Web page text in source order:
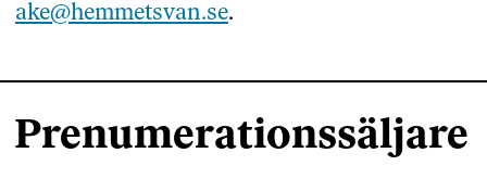
ake@hemmetsvan.se.
Prenumerationssäljare